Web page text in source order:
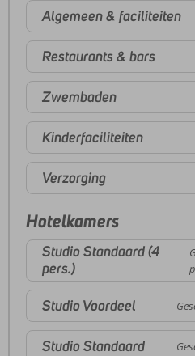
Algemeen & faciliteiten
Restaurants & bars
Zwembaden
Kinderfaciliteiten
Verzorging
Hotelkamers
Studio Standaard (4
pers.)
Studio Voordeel
Studio Standaard